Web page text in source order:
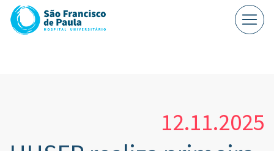
12.11.2025